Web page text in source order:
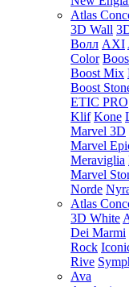
Atlas
3D Wall
Волл AXI
Color
Boost Mix
Boost
ETIC PRO
Klif Kone
Marvel 3D
Marvel
Meraviglia
Marvel
Norde
Atlas
3D White
Dei Marmi
Rock
Rive
Ava